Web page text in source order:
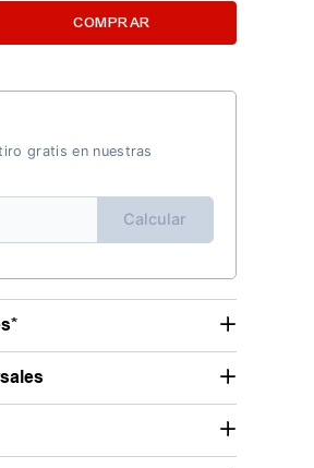
COMPRAR
gratis en nuestras
Calcular